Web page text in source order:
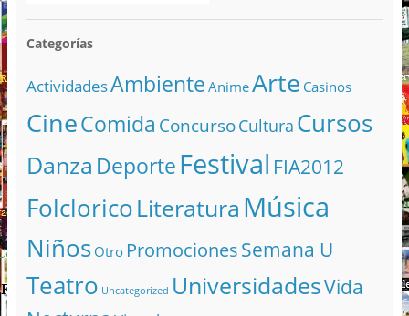
Categorías
ActividadesAmbiente AnimeArte Casinos
CineComida ConcursoCultura Cursos
Danza DeporteFestival FIA2012
FolcloricoLiteratura Música
Niños Otro PromocionesSemana U
Teatro Uncategorized UniversidadesVida